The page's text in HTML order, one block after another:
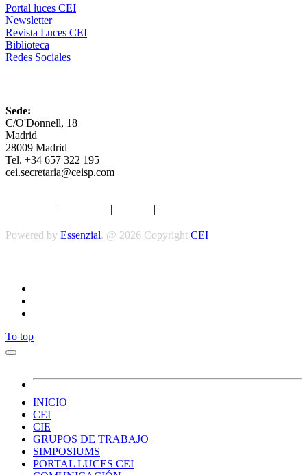
Portal luces CEI
Newsletter
Revista Luces CEI
Biblioteca
Redes Sociales
Sede:
C/O'Donnell, 18
Madrid
28009 Madrid
Tel. +34 657 322 195
cei.secretaria@ceisp.com
| | |
Powered by Essenzial. @ 2026 Copyright CEI
To top
INICIO
CEI
CIE
GRUPOS DE TRABAJO
SIMPOSIUMS
PORTAL LUCES CEI